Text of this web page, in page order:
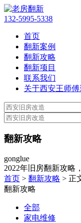
132-5995-5338
首页
翻新案例
翻新攻略
翻新项目
联系我们
关于西安王师傅
翻新攻略
gonglue
2022年旧房翻新攻略
首页 > 翻新攻略 > 正
翻新攻略
全部
家电维修